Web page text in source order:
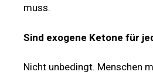
muss.
Sind exogene Ketone für
Nicht unbedingt. Menschen